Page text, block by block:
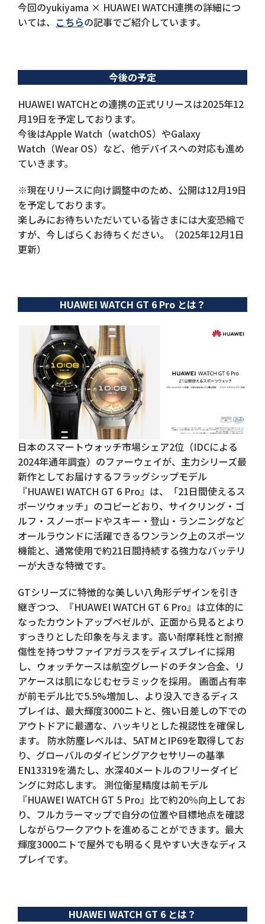
今回のyukiyama × HUAWEI WATCH連携の詳細につ
いては、 こちらの記事でご紹介しています。
今後の予定
HUAWEI WATCHとの連携の正式リリースは2025年12
月19日を予定しております。
今後はApple Watch（watchOS）やGalaxy
Watch（Wear OS）など、他デバイスへの対応も進め
ていきます。
※現在リリースに向け調整中のため、公開は12月19日
を予定しております。
楽しみにお待ちいただいている皆さまには大変恐縮で
すが、今しばらくお待ちください。（2025年12月1日
更新）
HUAWEI WATCH GT 6 Pro とは？
日本のスマートウォッチ市場シェア2位（IDCによる
2024年通年調査）のファーウェイが、主力シリーズ最
新作としてお届けするフラッグシップモデル
『HUAWEI WATCH GT 6 Pro』は、「21日間使えるス
ポーツウォッチ」のコピーどおり、サイクリング・ゴ
ルフ・スノーボードやスキー・登山・ランニングなど
オールラウンドに活躍できるワンランク上のスポーツ
機能と、通常使用で約21日間持続する強力なバッテリ
ーが大きな特徴です。
GTシリーズに特徴的な美しい八角形デザインを引き
継ぎつつ、『HUAWEI WATCH GT 6 Pro』は立体的に
なったカウントアップベゼルが、正面から見るとより
すっきりとした印象を与えます。高い耐摩耗性と耐擦
傷性を持つサファイアガラスをディスプレイに採用
し、ウォッチケースは航空グレードのチタン合金、リ
アケースは肌になじむセラミックを採用。 画面占有率
が前モデル比で5.5%増加し、より没入できるディス
プレイは、最大輝度3000ニトと、強い日差しの下での
アウトドアに最適な、ハッキリとした視認性を確保し
ます。 防水防塵レベルは、5ATMとIP69を取得してお
り、グローバルのダイビングアクセサリーの基準
EN13319を満たし、水深40メートルのフリーダイビ
ングに対応します。 測位衛星精度は前モデル
『HUAWEI WATCH GT 5 Pro』比で約20％向上してお
り、フルカラーマップで自分の位置や目標地点を確認
しながらワークアウトを進めることができます。最大
輝度3000ニトで屋外でも明るく見やすい大きなディス
プレイです。
HUAWEI WATCH GT 6 とは？